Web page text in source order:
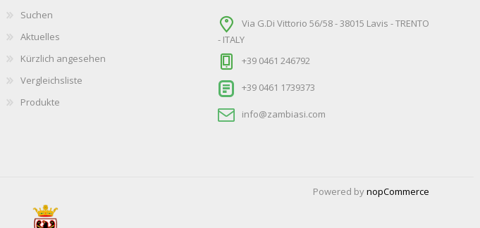
Suchen
Aktuelles
Kürzlich angesehen
Vergleichsliste
Produkte
Via G.Di Vittorio 56/58 - 38015 Lavis - TRENTO
- ITALY
+39 0461 246792
+39 0461 1739373
info@zambiasi.com
Powered bynopCommerce